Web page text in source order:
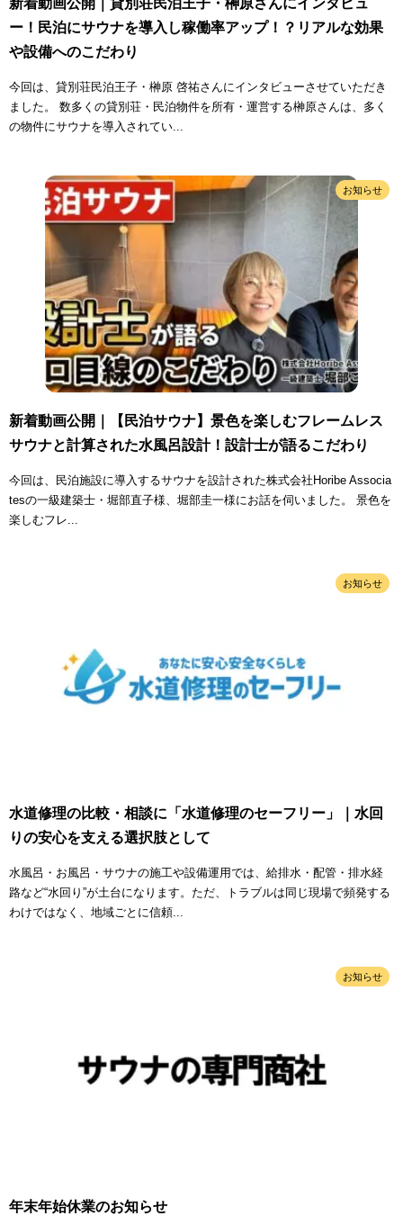
新着動画公開｜貸別荘民泊王子・榊原さんにインタビュ
ー！民泊にサウナを導入し稼働率アップ！？リアルな効果
や設備へのこだわり
今回は、貸別荘民泊王子・榊原 啓祐さんにインタビューさせていただき
ました。 数多くの貸別荘・民泊物件を所有・運営する榊原さんは、多く
の物件にサウナを導入されてい...
お知らせ
新着動画公開｜【民泊サウナ】景色を楽しむフレームレス
サウナと計算された水風呂設計！設計士が語るこだわり
今回は、民泊施設に導入するサウナを設計された株式会社Horibe Associa
tesの一級建築士・堀部直子様、堀部圭一様にお話を伺いました。 景色を
楽しむフレ...
お知らせ
水道修理の比較・相談に「水道修理のセーフリー」｜水回
りの安心を支える選択肢として
水風呂・お風呂・サウナの施工や設備運用では、給排水・配管・排水経
路など“水回り”が土台になります。ただ、トラブルは同じ現場で頻発する
わけではなく、地域ごとに信頼...
お知らせ
年末年始休業のお知らせ